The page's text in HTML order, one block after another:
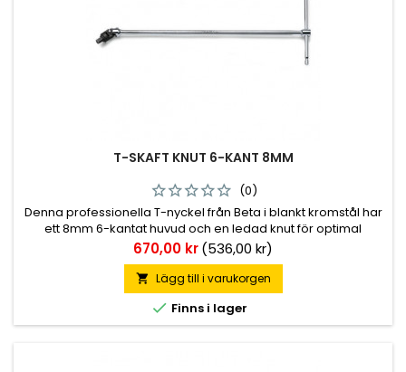
T-SKAFT KNUT 6-KANT 8MM
(0)
Denna professionella T-nyckel från Beta i blankt kromstål har
ett 8mm 6-kantat huvud och en ledad knut för optimal
åtkomst i trånga utrymmen. Det ergonomiska T-skaftet ger
ett utmärkt grepp och maximal hävstångseffekt vid skruvning
i både bil- och maskinverktyg.
Pris
670,00 kr(536,00 kr)
 Lägg till i varukorgen
 Finns i lager